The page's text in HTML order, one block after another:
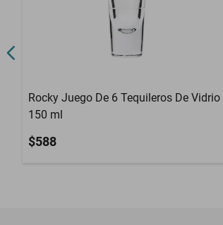
Rocky Juego De 6 Tequileros De Vidrio
150 ml
$588